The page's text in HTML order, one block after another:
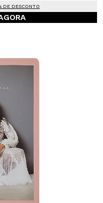
DE DESCONTO